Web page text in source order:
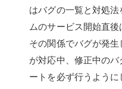
はバグの一覧と対処
ムのサービス開始直後
その関係でバグが発
が対応中、修正中の
ートを必ず行うよう